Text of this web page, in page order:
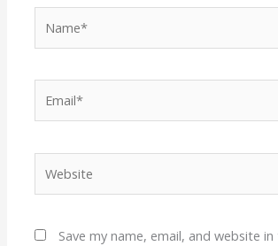
Save my name, email, and website